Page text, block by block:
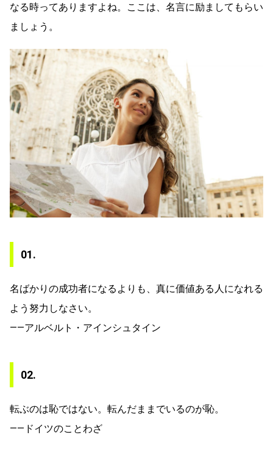
なる時ってありますよね。ここは、名言に励ましてもらい
ましょう。
01.
名ばかりの成功者になるよりも、真に価値ある人になれる
よう努力しなさい。
——アルベルト・アインシュタイン
02.
転ぶのは恥ではない。転んだままでいるのが恥。
——ドイツのことわざ